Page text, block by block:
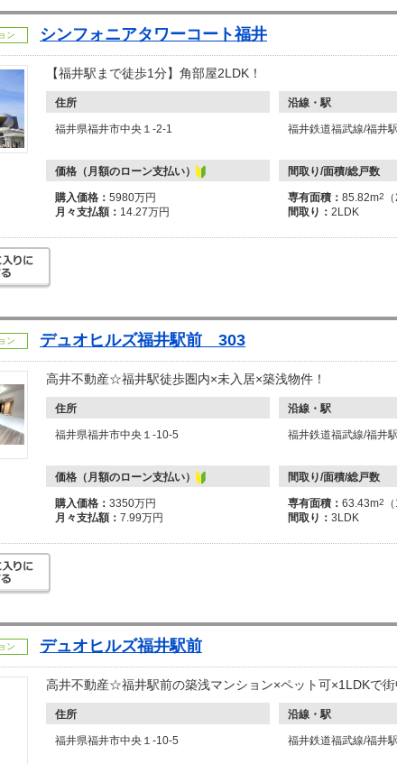
ン シンフォニアタワーコート福井
【福井駅まで徒歩1分】角部屋2LDK！
住所 沿線・駅
福井県福井市中央１-2-1 福井鉄道福武線/福井駅
価格（月額のローン支払い） 間取り/面積/総戸数
購入価格： 5980万円
月々支払額： 14.27万円
専有面積： 85.82m2
間取り： 2LDK
ン デュオヒルズ福井駅前 303
高井不動産☆福井駅徒歩圏内×未入居×築浅物件！
住所 沿線・駅
福井県福井市中央１-10-5 福井鉄道福武線/福井駅
価格（月額のローン支払い） 間取り/面積/総戸数
購入価格： 3350万円
月々支払額： 7.99万円
専有面積： 63.43m2
間取り： 3LDK
ン デュオヒルズ福井駅前
高井不動産☆福井駅前の築浅マンション×ペット可×1LDKで街
住所 沿線・駅
福井県福井市中央１-10-5 福井鉄道福武線/福井駅